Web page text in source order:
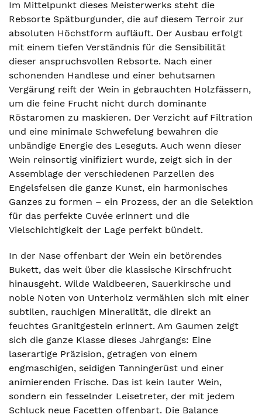
Im Mittelpunkt dieses Meisterwerks steht die
Rebsorte Spätburgunder, die auf diesem Terroir zur
absoluten Höchstform aufläuft. Der Ausbau erfolgt
mit einem tiefen Verständnis für die Sensibilität
dieser anspruchsvollen Rebsorte. Nach einer
schonenden Handlese und einer behutsamen
Vergärung reift der Wein in gebrauchten Holzfässern,
um die feine Frucht nicht durch dominante
Röstaromen zu maskieren. Der Verzicht auf Filtration
und eine minimale Schwefelung bewahren die
unbändige Energie des Leseguts. Auch wenn dieser
Wein reinsortig vinifiziert wurde, zeigt sich in der
Assemblage der verschiedenen Parzellen des
Engelsfelsen die ganze Kunst, ein harmonisches
Ganzes zu formen – ein Prozess, der an die Selektion
für das perfekte Cuvée erinnert und die
Vielschichtigkeit der Lage perfekt bündelt.
In der Nase offenbart der Wein ein betörendes
Bukett, das weit über die klassische Kirschfrucht
hinausgeht. Wilde Waldbeeren, Sauerkirsche und
noble Noten von Unterholz vermählen sich mit einer
subtilen, rauchigen Mineralität, die direkt an
feuchtes Granitgestein erinnert. Am Gaumen zeigt
sich die ganze Klasse dieses Jahrgangs: Eine
laserartige Präzision, getragen von einem
engmaschigen, seidigen Tanningerüst und einer
animierenden Frische. Das ist kein lauter Wein,
sondern ein fesselnder Leisetreter, der mit jedem
Schluck neue Facetten offenbart. Die Balance